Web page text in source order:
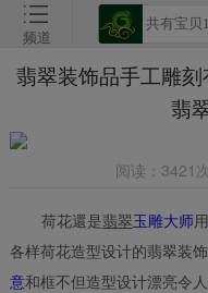
频道
翡翠装饰品手工雕
翡
阅读：3421次
荷花還是翡翠玉雕大师
各样荷花造型设计的翡翠装
意和框不但造型设计漂亮令